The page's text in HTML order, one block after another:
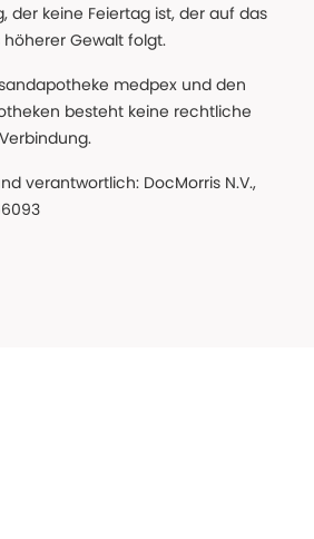
der keine Feiertag ist, der auf das
höherer Gewalt folgt.
medpex und den
besteht keine rechtliche
verantwortlich: DocMorris N.V.,